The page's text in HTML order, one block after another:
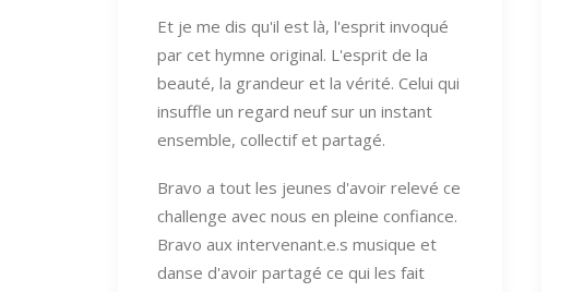
Et je me dis qu'il est là, l'esprit invoqué
par cet hymne original. L'esprit de la
beauté, la grandeur et la vérité. Celui qui
insuffle un regard neuf sur un instant
ensemble, collectif et partagé.
Bravo a tout les jeunes d'avoir relevé ce
challenge avec nous en pleine confiance.
Bravo aux intervenant.e.s musique et
danse d'avoir partagé ce qui les fait